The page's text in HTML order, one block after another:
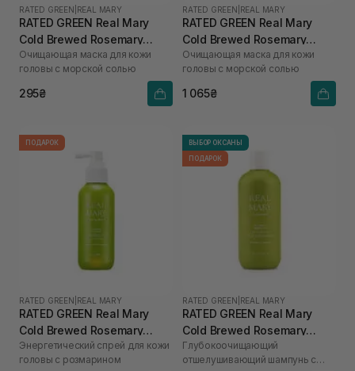
RATED GREEN REAL MARY
RATED GREEN Real Mary
Cold Brewed Rosemary
Purifyng Scalp Scaler 50 мл
Очищающая маска для кожи
головы с морской солью
295₴
RATED GREEN REAL MARY
RATED GREEN Real Mary
Cold Brewed Rosemary
Purifyng Scalp Scaler 200
мл
Очищающая маска для кожи
головы с морской солью
1 065₴
ПОДАРОК
RATED GREEN REAL MARY
RATED GREEN Real Mary
Cold Brewed Rosemary
Energizing Scalp Spray 120
мл
Энергетический спрей для кожи
головы с розмарином
ВЫБОР ОКСАНЫ
ПОДАРОК
RATED GREEN REAL MARY
RATED GREEN Real Mary
Cold Brewed Rosemary
Exfoliating Scalp Shampoo
400 ml
Глубокоочищающий
отшелушивающий шампунь с